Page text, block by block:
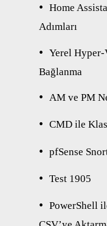
Home
Adımları
Yerel Hyper-
Bağlanma
AM ve PM
CMD ile
pfSense
Test 1905
PowerShell